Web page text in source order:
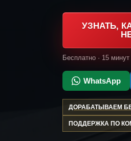
УЗНАТЬ,
Бесплатно · 15
WhatsApp
ДОРАБАТЫВАЕМ
ПОДДЕРЖКА ПО